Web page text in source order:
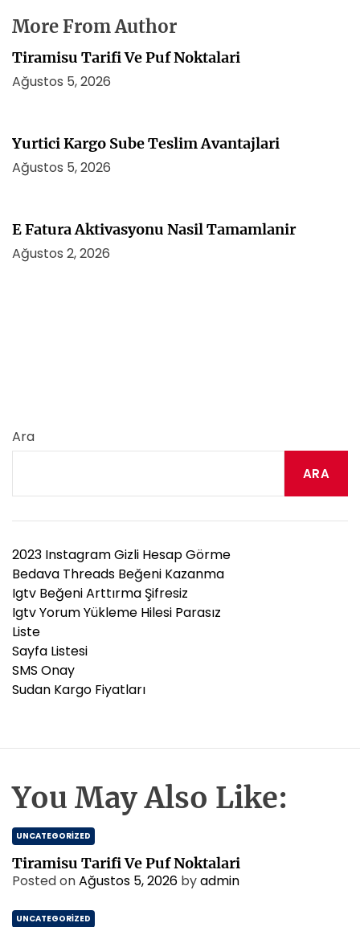
More From Author
Tiramisu Tarifi Ve Puf Noktalari
Ağustos 5, 2026
Yurtici Kargo Sube Teslim Avantajlari
Ağustos 5, 2026
E Fatura Aktivasyonu Nasil Tamamlanir
Ağustos 2, 2026
Ara
ARA
2023 Instagram Gizli Hesap Görme
Bedava Threads Beğeni Kazanma
Igtv Beğeni Arttırma Şifresiz
Igtv Yorum Yükleme Hilesi Parasız
Liste
Sayfa Listesi
SMS Onay
Sudan Kargo Fiyatları
You May Also Like:
UNCATEGORIZED
Tiramisu Tarifi Ve Puf Noktalari
Posted onAğustos 5, 2026 byadmin
UNCATEGORIZED